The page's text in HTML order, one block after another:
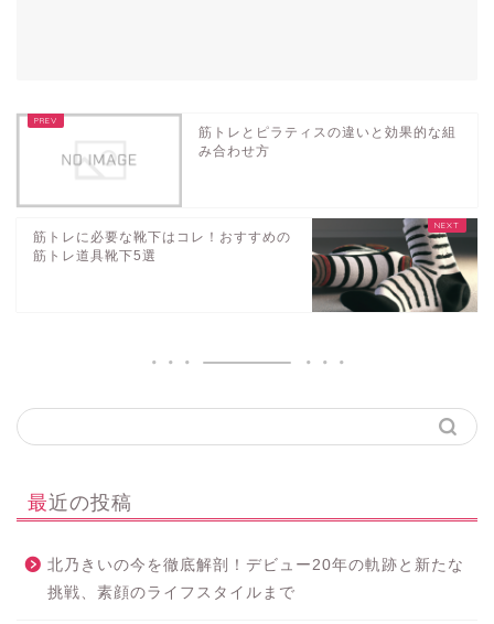
筋トレとピラティスの違いと効果的な組
み合わせ方
筋トレに必要な靴下はコレ！おすすめの
筋トレ道具靴下5選
最近の投稿
北乃きいの今を徹底解剖！デビュー20年の軌跡と新たな
挑戦、素顔のライフスタイルまで